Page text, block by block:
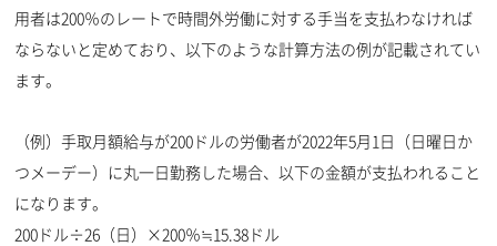
用者は200％のレートで時間外労働に対する手当を支払わなければ
ならないと定めており、以下のような計算方法の例が記載されてい
ます。
（例）手取月額給与が200ドルの労働者が2022年5月1日（日曜日か
つメーデー）に丸一日勤務した場合、以下の金額が支払われること
になります。
200ドル÷26（日）×200％≒15.38ドル